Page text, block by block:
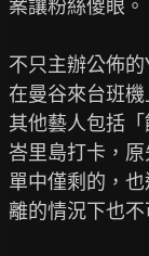
案讓粉絲傻眼。
不只主辦公佈
在曼谷來台班機
其他藝人包括
峇里島打卡，
單中僅剩的，
離的情況下也不